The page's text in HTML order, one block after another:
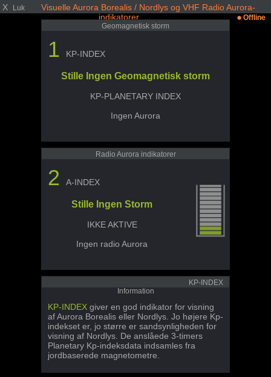
X Luk
Visuelle Aurora Borealis / Nordlys og VHF Radio Aurora-
indikatorer
Offline
Geomagnetisk storm
1 KP-INDEX
Stille Ingen Geomagnetisk storm
KP-PLANETARY INDEX
Ingen Aurora
Radio Aurora indikatorer
2 A-INDEX
Stille Ingen Storm
IKKE AKTIVE
Ingen radio Aurora
KP-INDEX
Information
KP-INDEX giver en god indikator for visning
af Aurora Borealis eller Nordlys. Jo højere Kp-
indekset er, jo større er sandsynligheden for
visning af Nordlys. De anslåede 3-timers
Planetary Kp-indeksdata indsamles fra
jordbaserede magnetometre.